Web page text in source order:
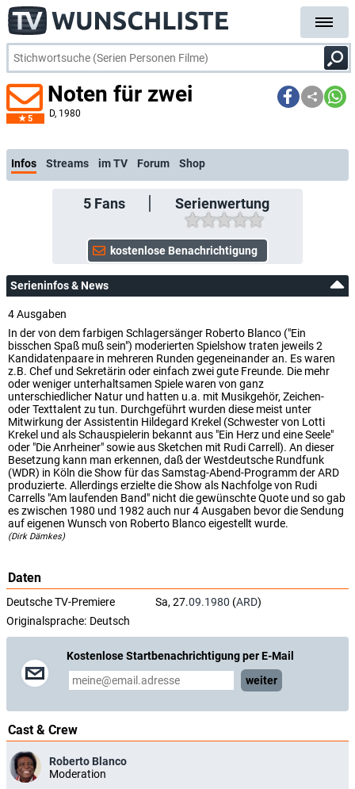
5
Noten für zwei
D, 1980
Infos Streams im TV Forum Shop
5Fans Serienwertung
Serieninfos & News
4 Ausgaben
In der von dem farbigen Schlagersänger Roberto Blanco ("Ein
bisschen Spaß muß sein") moderierten Spielshow traten jeweils 2
Kandidatenpaare in mehreren Runden gegeneinander an. Es waren
z.B. Chef und Sekretärin oder einfach zwei gute Freunde. Die mehr
oder weniger unterhaltsamen Spiele waren von ganz
unterschiedlicher Natur und hatten u.a. mit Musikgehör, Zeichen-
oder Texttalent zu tun. Durchgeführt wurden diese meist unter
Mitwirkung der Assistentin Hildegard Krekel (Schwester von Lotti
Krekel und als Schauspielerin bekannt aus "Ein Herz und eine Seele"
oder "Die Anrheiner" sowie aus Sketchen mit Rudi Carrell). An dieser
Besetzung kann man erkennen, daß der Westdeutsche Rundfunk
(WDR) in Köln die Show für das Samstag-Abend-Programm der ARD
produzierte. Allerdings erzielte die Show als Nachfolge von Rudi
Carrells "Am laufenden Band" nicht die gewünschte Quote und so gab
es zwischen 1980 und 1982 auch nur 4 Ausgaben bevor die Sendung
auf eigenen Wunsch von Roberto Blanco eigestellt wurde.
(Dirk Dämkes)
Daten
Deutsche TV-Premiere Sa, 27.09.1980 (ARD)
Originalsprache: Deutsch
Kostenlose Startbenachrichtigung per E-Mail
weiter
Cast & Crew
Roberto Blanco
Moderation